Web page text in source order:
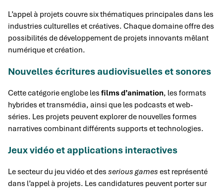
L’appel à projets couvre six thématiques principales dans les
industries culturelles et créatives. Chaque domaine offre des
possibilités de développement de projets innovants mêlant
numérique et création.
Nouvelles écritures audiovisuelles et sonores
Cette catégorie englobe les films d’animation, les formats
hybrides et transmédia, ainsi que les podcasts et web-
séries. Les projets peuvent explorer de nouvelles formes
narratives combinant différents supports et technologies.
Jeux vidéo et applications interactives
Le secteur du jeu vidéo et des serious games est représenté
dans l’appel à projets. Les candidatures peuvent porter sur